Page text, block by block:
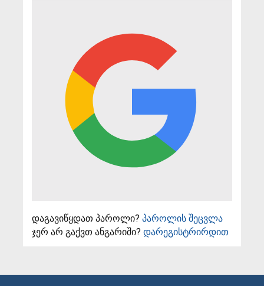
დაგავიწყდათ პაროლი? პაროლის შეცვლა
ჯერ არ გაქვთ ანგარიში? დარეგისტრირდით